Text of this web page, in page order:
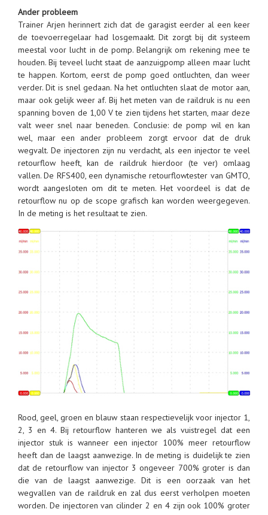
Ander probleem
Trainer Arjen herinnert zich dat de garagist eerder al een keer
de toevoerregelaar had losgemaakt. Dit zorgt bij dit systeem
meestal voor lucht in de pomp. Belangrijk om rekening mee te
houden. Bij teveel lucht staat de aanzuigpomp alleen maar lucht
te happen. Kortom, eerst de pomp goed ontluchten, dan weer
verder. Dit is snel gedaan. Na het ontluchten slaat de motor aan,
maar ook gelijk weer af. Bij het meten van de raildruk is nu een
spanning boven de 1,00 V te zien tijdens het starten, maar deze
valt weer snel naar beneden. Conclusie: de pomp wil en kan
wel, maar een ander probleem zorgt ervoor dat de druk
wegvalt. De injectoren zijn nu verdacht, als een injector te veel
retourflow heeft, kan de raildruk hierdoor (te ver) omlaag
vallen. De RFS400, een dynamische retourflowtester van GMTO,
wordt aangesloten om dit te meten. Het voordeel is dat de
retourflow nu op de scope grafisch kan worden weergegeven.
In de meting is het resultaat te zien.
Rood, geel, groen en blauw staan respectievelijk voor injector 1,
2, 3 en 4. Bij retourflow hanteren we als vuistregel dat een
injector stuk is wanneer een injector 100% meer retourflow
heeft dan de laagst aanwezige. In de meting is duidelijk te zien
dat de retourflow van injector 3 ongeveer 700% groter is dan
die van de laagst aanwezige. Dit is een oorzaak van het
wegvallen van de raildruk en zal dus eerst verholpen moeten
worden. De injectoren van cilinder 2 en 4 zijn ook 100% groter